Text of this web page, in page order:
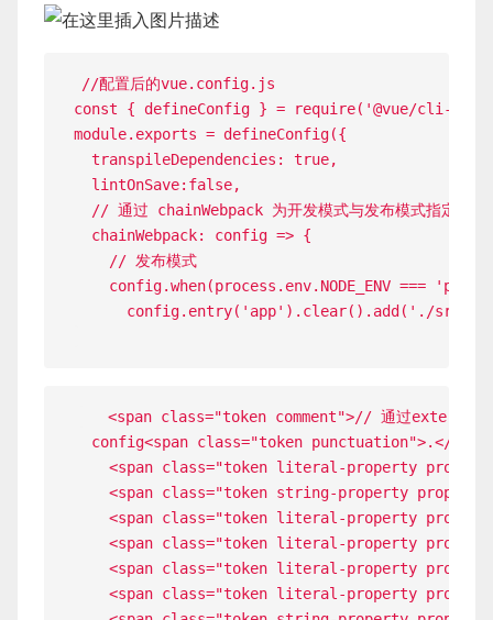
//配置后的vue.config.js
const
{ defineConfig } = require( '@vue/cli-
module. exports = defineConfig({
transpileDependencies : true,
lintOnSave: false,
// 通过 chainWebpack 为开发模式与发布模式指定不同
chainWebpack: config => {
// 发布模式
    config
.when(process . env. NODE_ENV ===
      config
. entry( 'app' ) . clear( ) . add ( './src/
<span class="token comment">// 通过externals
config<span class="token punctuation">.</
<span class="token literal-property
<span class="token string-property
<span class="token literal-property
<span class="token literal-property
<span class="token literal-property
<span class="token literal-property